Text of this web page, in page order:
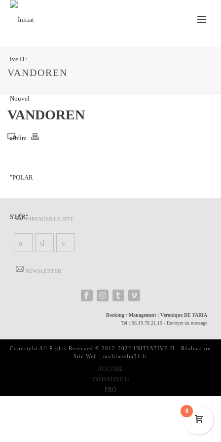
VANDOREN
VANDOREN
0
PARTAGER LE SITE
NEWSLETTER
Booking / Management : Véronique DE FARIA
Tel : 06.19.78.21.10- Envoyer un message
Copyright All Rights Reserved © 2012-2022 INITIATIVE H - Réalisation
Site Web : multimedia31.fr
ACCUEIL
INITIATIVE H
PRO
0